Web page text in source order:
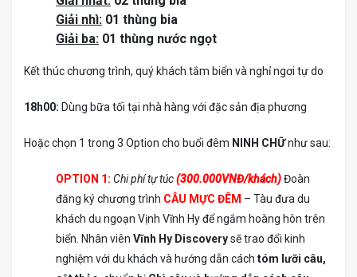
Giải nhì: 01 thùng bia
Giải ba: 01 thùng nước ngọt
Kết thúc chương trình, quý khách tắm biển và nghỉ ngơi tự do
18h00: Dùng bữa tối tại nhà hàng với đặc sản địa phương
Hoặc chọn 1 trong 3 Option cho buổi đêm NINH CHỮnhư sau:
OPTION 1: Chi phí tự túc(300.000VNĐ/khách)Đoàn
đăng ký chương trình CÂU MỰC ĐÊM – Tàu đưa du
khách du ngoạn Vịnh Vĩnh Hy để ngắm hoàng hôn trên
biển. Nhân viên Vĩnh Hy Discoverysẽ trao đổi kinh
nghiệm với du khách và hướng dẫn cách tóm lưỡi câu,